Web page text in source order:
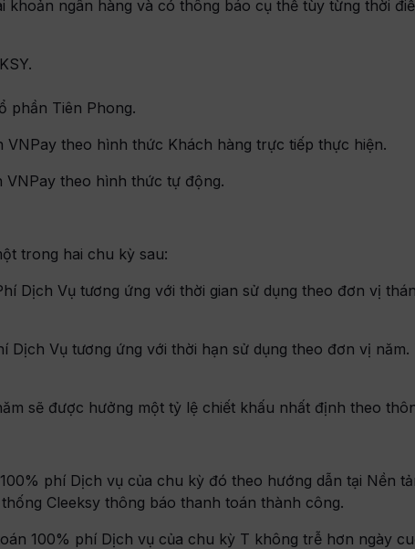
ngân hàng và có thông báo cụ thể tùy từng thời
phần Tiên Phong.
theo hình thức Khách hàng trực tiếp thực hiện.
theo hình thức tự động.
trong hai chu kỳ sau:
Dịch Vụ tương ứng với thời gian sử dụng theo đơn vị
Dịch Vụ tương ứng với thời hạn sử dụng theo đơn vị năm.
sẽ được hưởng một tỷ lệ chiết khấu nhất định theo
phí Dịch vụ của chu kỳ đó theo hướng dẫn tại Nền
Cleeksy thông báo thanh toán thành công.
100% phí Dịch vụ của chu kỳ T không trễ hơn ngày